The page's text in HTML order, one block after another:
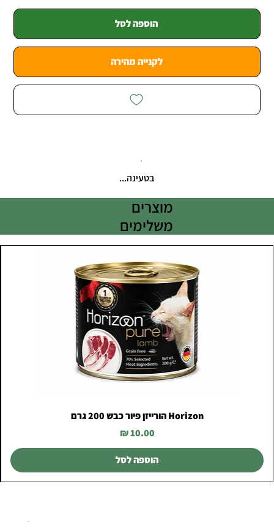
הוספה לסל
לקנייה מהירה
בטעינה...
מוצרים
משלימים
Horizon הורייזן פיור כבש 200 גרם
מחיר
הוספה לסל